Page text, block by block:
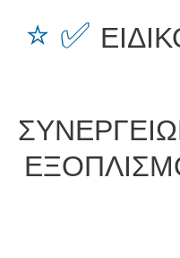
⭐ ✅